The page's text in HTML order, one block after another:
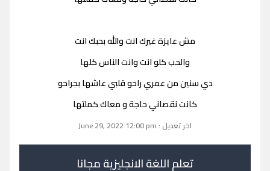
مش عايزة غيرك انت والله بحبك انت
والحب كلو انت وانت الناس كلها
دي سنين من عمري راحو قلبي عاشها بجراحو
كانت نقصاني حاجة و معاك كملتها
اخر تعديل : June 29, 2022 12:00 pm
تعلم اللغة الانجليزية مجانا